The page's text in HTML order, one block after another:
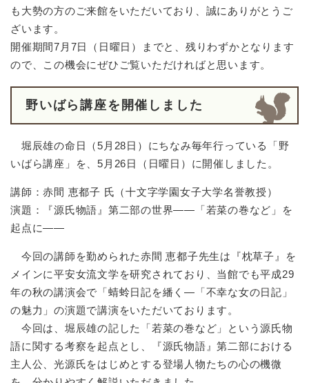
も大勢の方のご来館をいただいており、誠にありがとうご
ざいます。
開催期間7月7日（日曜日）までと、残りわずかとなります
ので、この機会にぜひご覧いただければと思います。
野いばら講座を開催しました
堀辰雄の命日（5月28日）にちなみ毎年行っている「野
いばら講座」を、5月26日（日曜日）に開催しました。
講師：赤間 恵都子 氏（十文字学園女子大学名誉教授）
演題：『源氏物語』第二部の世界――「若菜の巻など」を
起点に――
今回の講師を勤められた赤間 恵都子先生は『枕草子』を
メインに平安女流文学を研究されており、当館でも平成29
年の秋の講演会で「蜻蛉日記を繙く―「不幸な女の日記」
の魅力」の演題で講演をいただいております。
今回は、堀辰雄の記した「若菜の巻など」という源氏物
語に関する考察を起点とし、『源氏物語』第二部における
主人公、光源氏をはじめとする登場人物たちの心の機微